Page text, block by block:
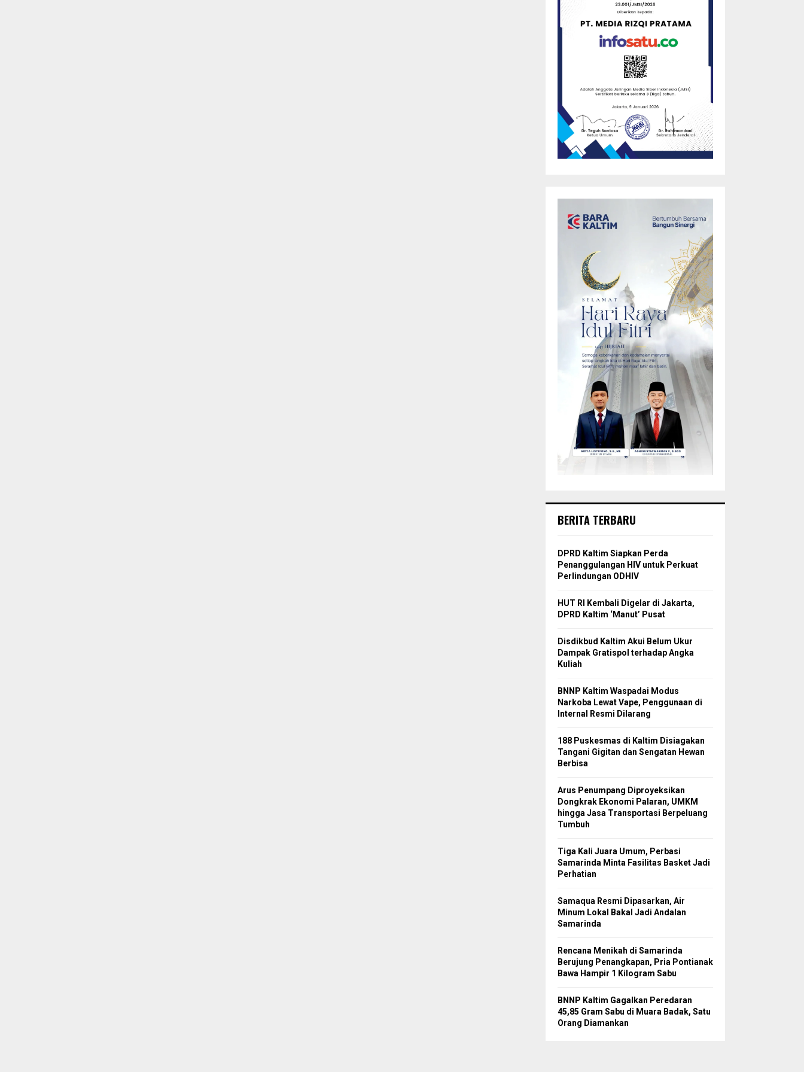
BERITA TERBARU
DPRD Kaltim Siapkan Perda
Penanggulangan HIV untuk Perkuat
Perlindungan ODHIV
HUT RI Kembali Digelar di Jakarta,
DPRD Kaltim ‘Manut’ Pusat
Disdikbud Kaltim Akui Belum Ukur
Dampak Gratispol terhadap Angka
Kuliah
BNNP Kaltim Waspadai Modus
Narkoba Lewat Vape, Penggunaan di
Internal Resmi Dilarang
188 Puskesmas di Kaltim Disiagakan
Tangani Gigitan dan Sengatan Hewan
Berbisa
Arus Penumpang Diproyeksikan
Dongkrak Ekonomi Palaran, UMKM
hingga Jasa Transportasi Berpeluang
Tumbuh
Tiga Kali Juara Umum, Perbasi
Samarinda Minta Fasilitas Basket Jadi
Perhatian
Samaqua Resmi Dipasarkan, Air
Minum Lokal Bakal Jadi Andalan
Samarinda
Rencana Menikah di Samarinda
Berujung Penangkapan, Pria Pontianak
Bawa Hampir 1 Kilogram Sabu
BNNP Kaltim Gagalkan Peredaran
45,85 Gram Sabu di Muara Badak, Satu
Orang Diamankan